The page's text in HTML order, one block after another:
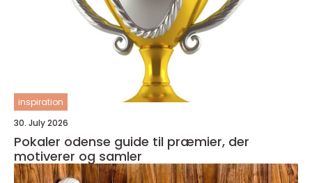
inspiration
30. July 2026
Pokaler odense guide til præmier, der
motiverer og samler